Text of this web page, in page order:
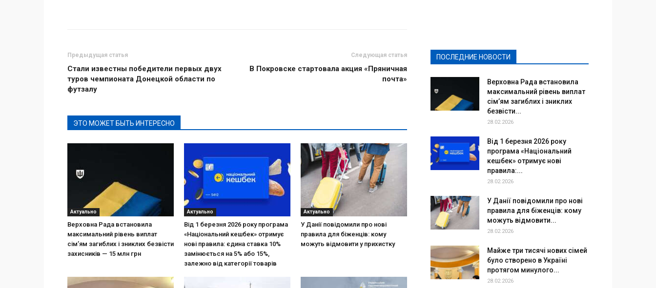
Предыдущая статья
Стали известны победители первых двух
туров чемпионата Донецкой области по
футзалу
Следующая статья
В Покровске стартовала акция «Пряничная
почта»
ЭТО МОЖЕТ БЫТЬ ИНТЕРЕСНО
Актуально
Верховна Рада встановила
максимальний рівень виплат
сім’ям загиблих і зниклих безвісти
захисників — 15 млн грн
Актуально
Від 1 березня 2026 року програма
«Національний кешбек» отримує
нові правила: єдина ставка 10%
замінюється на 5% або 15%,
залежно від категорії товарів
Актуально
У Данії повідомили про нові
правила для біженців: кому
можуть відмовити у прихистку
ПОСЛЕДНИЕ НОВОСТИ
Верховна Рада встановила
максимальний рівень виплат
сім’ям загиблих і зниклих
безвісти...
28.02.2026
Від 1 березня 2026 року
програма «Національний
кешбек» отримує нові
правила:...
28.02.2026
У Данії повідомили про нові
правила для біженців: кому
можуть відмовити...
28.02.2026
Майже три тисячі нових сімей
було створено в Україні
протягом минулого...
28.02.2026